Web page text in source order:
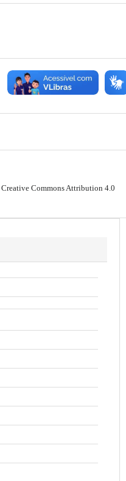
Creative Commons Attribution 4.0